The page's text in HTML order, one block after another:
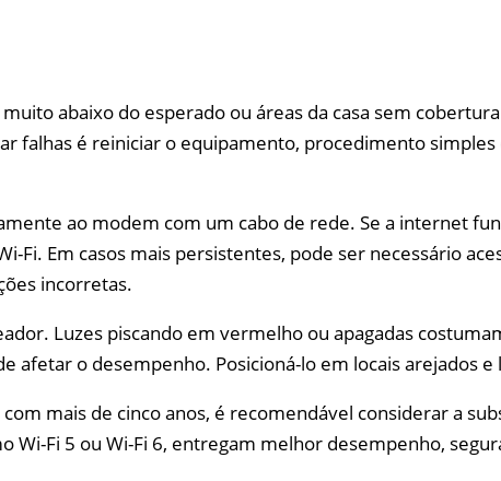
abaixo do esperado ou áreas da casa sem
falhas é reiniciar o equipamento, procedimento
ao modem com um cabo de rede. Se a internet
Em casos mais persistentes, pode ser necessário
incorretas.
Luzes piscando em vermelho ou apagadas
o desempenho. Posicioná-lo em locais arejados
mais de cinco anos, é recomendável considerar a
Fi 5 ou Wi-Fi 6, entregam melhor desempenho,